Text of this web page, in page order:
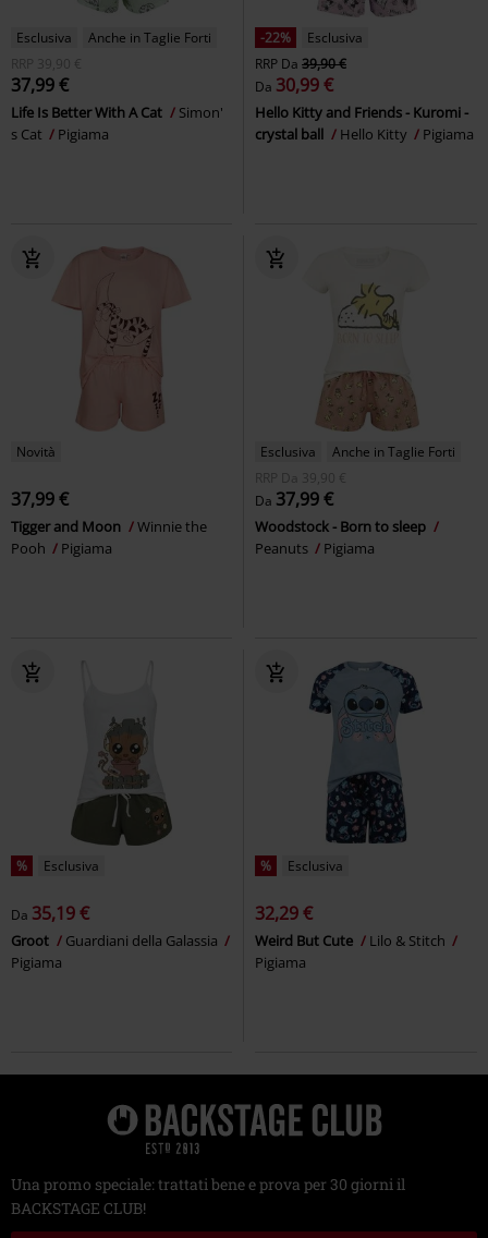
Esclusiva
Anche in Taglie Forti
RRP
39,90 €
37,99 €
Life Is Better With A Cat
Simon'
s Cat
Pigiama
-22%
Esclusiva
RRP Da 39,90 €
Da 30,99 €
Hello Kitty and Friends - Kuromi -
crystal ball
Hello Kitty Pigiama
Novità
37,99 €
Tigger and Moon
Winnie the
Pooh
Pigiama
Esclusiva
Anche in Taglie Forti
RRP
Da
39,90 €
Da 37,99 €
Woodstock - Born to sleep
Peanuts
Pigiama
% Esclusiva
Da 35,19 €
Groot
Guardiani della Galassia
Pigiama
% Esclusiva
32,29 €
Weird But Cute
Lilo & Stitch
Pigiama
Una promo speciale: trattati bene e prova per 30 giorni il
BACKSTAGE CLUB!